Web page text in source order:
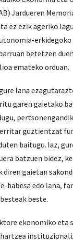
Jardueren
ez ezik ageriko
erkidegoko
betetzen
emateko orduan.
lana
garen gaietako
guztientzat
baitugu. Iaz,
batzuen bidez,
gaietan
babesa edo lana,
beste.
ekonomiko eta